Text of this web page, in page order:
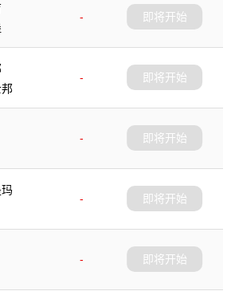
-
即将开始
-
即将开始
-
即将开始
-
即将开始
-
即将开始